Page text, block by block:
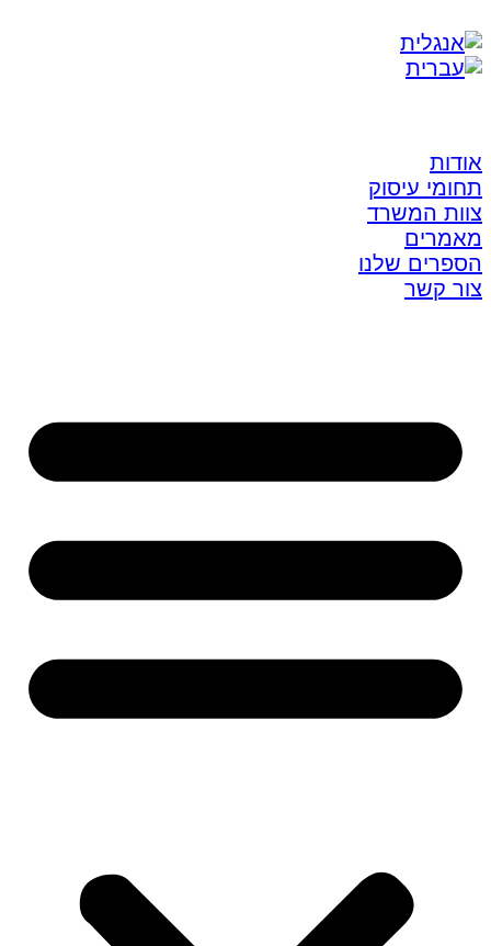
אודות
תחומי עיסוק
צוות המשרד
מאמרים
הספרים שלנו
צור קשר